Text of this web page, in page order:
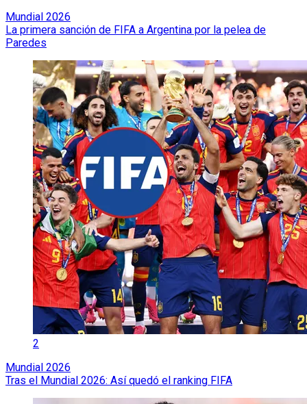
Mundial 2026
La primera sanción de FIFA a Argentina por la pelea de
Paredes
2
Mundial 2026
Tras el Mundial 2026: Así quedó el ranking FIFA